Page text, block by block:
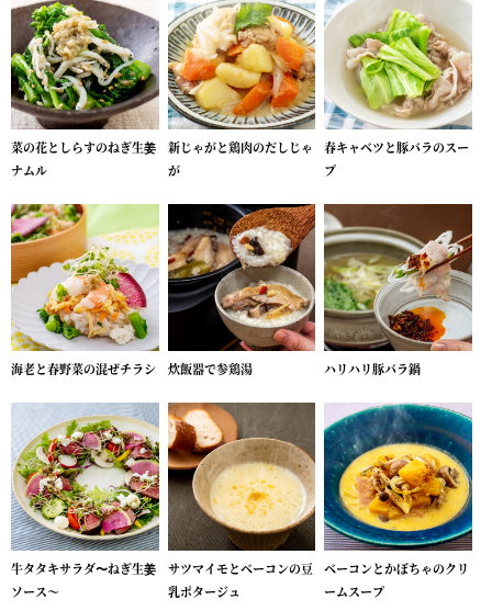
菜の花としらすのねぎ生姜
ナムル
新じゃがと鶏肉のだしじゃ
が
春キャベツと豚バラのスー
プ
海老と春野菜の混ぜチラシ 炊飯器で参鶏湯 ハリハリ豚バラ鍋
牛タタキサラダ〜ねぎ生姜
ソース～
サツマイモとベーコンの豆
乳ポタージュ
ベーコンとかぼちゃのクリ
ームスープ